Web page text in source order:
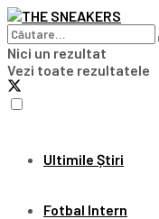
Nici un rezultat
Vezi toate rezultatele
Ultimile Știri
Fotbal Intern